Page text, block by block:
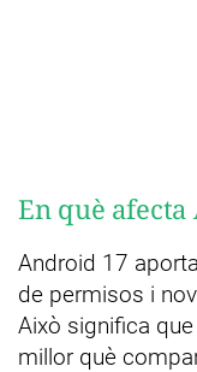
En què afecta
Android 17
de permisos i
Això significa
millor què